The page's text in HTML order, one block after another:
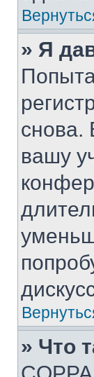
» Я
снова.
вашу
» Что